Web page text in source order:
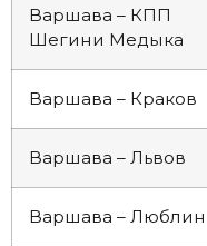
Варшава – КПП
Шегини Медыка
Варшава – Краков
Варшава – Львов
Варшава – Люблин